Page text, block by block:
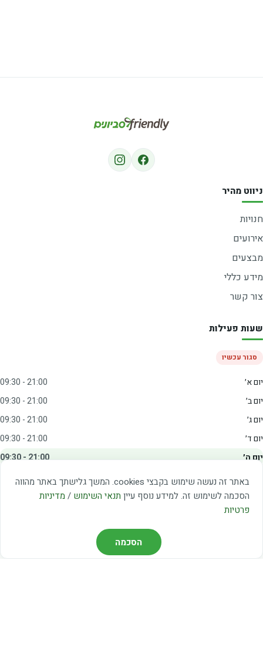
באתר זה נעשה שימוש בקבצי cookies. המשך גלישתך באתר מהווה
הסכמה לשימוש זה. למידע נוסף עיין תנאי השימוש / מדיניות
פרטיות
הסכמה
ניווט מהיר
חנויות
אירועים
מבצעים
מידע כללי
צור קשר
שעות פעילות
סגור עכשיו
יום א׳
09:30 - 21:00
יום ב׳
09:30 - 21:00
יום ג׳
09:30 - 21:00
יום ד׳
09:30 - 21:00
יום ה׳
09:30 - 21:00
09:00 - 15:00
שבת
20:00 - 23:00